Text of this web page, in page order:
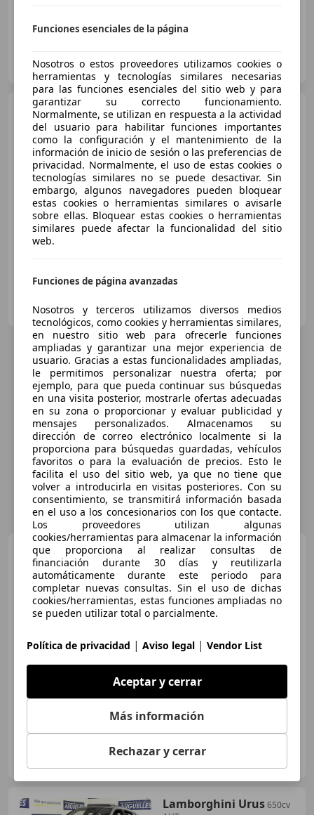
ES-30009 MURCIA
Lamborghini UrusSE
€ 314.900
Sin comparación
05/2025 1.900 km
Electro/Gasolina
589 kW (801 CV)
ES-28025 28025
Lamborghini Urus
4.0 V8
PHEV SE
€ 345.000
01/2025 2.000 km
Electro/Gasolina
Lamborghini Urus650cv
Funciones esenciales de la página
Nosotros o estos proveedores utilizamos cookies o
herramientas y tecnologías similares necesarias
para las funciones esenciales del sitio web y para
garantizar su correcto funcionamiento.
Normalmente, se utilizan en respuesta a la actividad
del usuario para habilitar funciones importantes
como la configuración y el mantenimiento de la
información de inicio de sesión o las preferencias de
privacidad. Normalmente, el uso de estas cookies o
tecnologías similares no se puede desactivar. Sin
embargo, algunos navegadores pueden bloquear
estas cookies o herramientas similares o avisarle
sobre ellas. Bloquear estas cookies o herramientas
similares puede afectar la funcionalidad del sitio
web.
Funciones de página avanzadas
Nosotros y terceros utilizamos diversos medios
tecnológicos, como cookies y herramientas similares,
en nuestro sitio web para ofrecerle funciones
ampliadas y garantizar una mejor experiencia de
usuario. Gracias a estas funcionalidades ampliadas,
le permitimos personalizar nuestra oferta; por
ejemplo, para que pueda continuar sus búsquedas
en una visita posterior, mostrarle ofertas adecuadas
en su zona o proporcionar y evaluar publicidad y
mensajes personalizados. Almacenamos su
dirección de correo electrónico localmente si la
proporciona para búsquedas guardadas, vehículos
favoritos o para la evaluación de precios. Esto le
facilita el uso del sitio web, ya que no tiene que
volver a introducirla en visitas posteriores. Con su
consentimiento, se transmitirá información basada
en el uso a los concesionarios con los que contacte.
Los proveedores utilizan algunas
cookies/herramientas para almacenar la información
que proporciona al realizar consultas de
financiación durante 30 días y reutilizarla
automáticamente durante este periodo para
completar nuevas consultas. Sin el uso de dichas
cookies/herramientas, estas funciones ampliadas no
se pueden utilizar total o parcialmente.
Política de privacidad | Aviso legal | Vendor List
Aceptar y cerrar
Más información
Rechazar y cerrar